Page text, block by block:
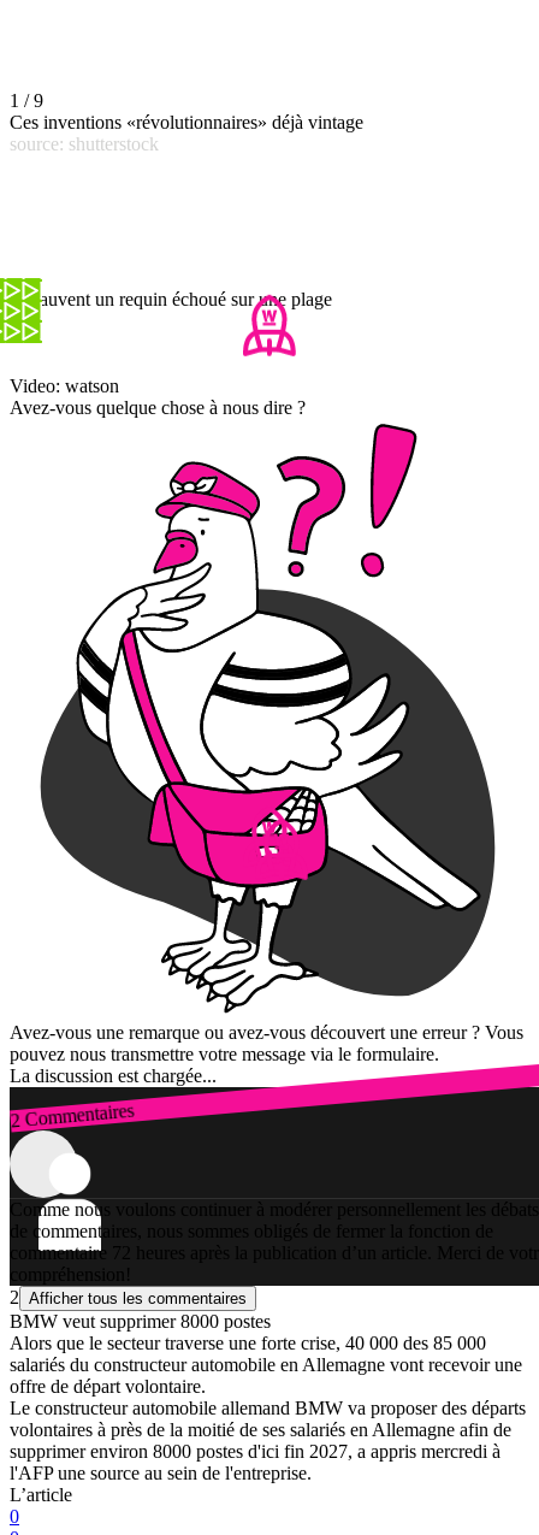
1 / 9
Ces inventions «révolutionnaires» déjà vintage
source: shutterstock
Ils sauvent un requin échoué sur une plage
Video: watson
Avez-vous quelque chose à nous dire ?
Avez-vous une remarque ou avez-vous découvert une erreur ? Vous
pouvez nous transmettre votre message via le formulaire.
La discussion est chargée...
2 Commentaires
Connexion
Comme nous voulons continuer à modérer personnellement les débats
de commentaires, nous sommes obligés de fermer la fonction de
commentaire 72 heures après la publication d’un article. Merci de
compréhension!
2 Afficher tous les commentaires
BMW veut supprimer 8000 postes
Alors que le secteur traverse une forte crise, 40 000 des 85 000
salariés du constructeur automobile en Allemagne vont recevoir une
offre de départ volontaire.
Le constructeur automobile allemand BMW va proposer des départs
volontaires à près de la moitié de ses salariés en Allemagne afin de
supprimer environ 8000 postes d'ici fin 2027, a appris mercredi à
l'AFP une source au sein de l'entreprise.
L’article
0